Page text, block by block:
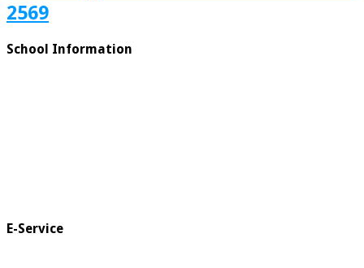
2569
School Information
E-Service